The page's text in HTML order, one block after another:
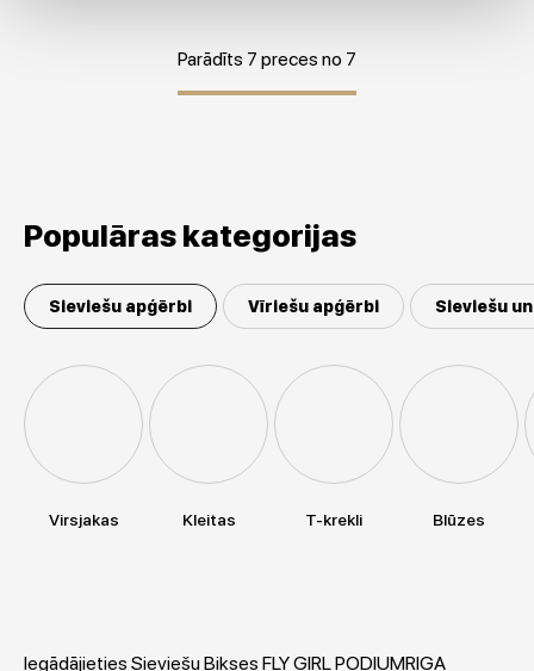
Parādīts 7 preces no 7
Populāras kategorijas
Sieviešu apģērbi Vīriešu apģērbi Sieviešu
Virsjakas Kleitas T-krekli Blūzes
Iegādājieties Sieviešu Bikses FLY GIRL PODIUMRIGA